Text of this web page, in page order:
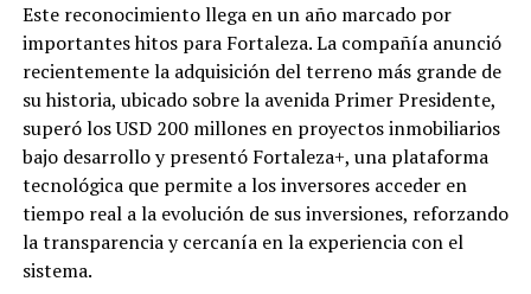
Este reconocimiento llega en un año marcado por
importantes hitos para Fortaleza. La compañía anunció
recientemente la adquisición del terreno más grande de
su historia, ubicado sobre la avenida Primer Presidente,
superó los USD 200 millones en proyectos inmobiliarios
bajo desarrollo y presentó Fortaleza+, una plataforma
tecnológica que permite a los inversores acceder en
tiempo real a la evolución de sus inversiones, reforzando
la transparencia y cercanía en la experiencia con el
sistema.